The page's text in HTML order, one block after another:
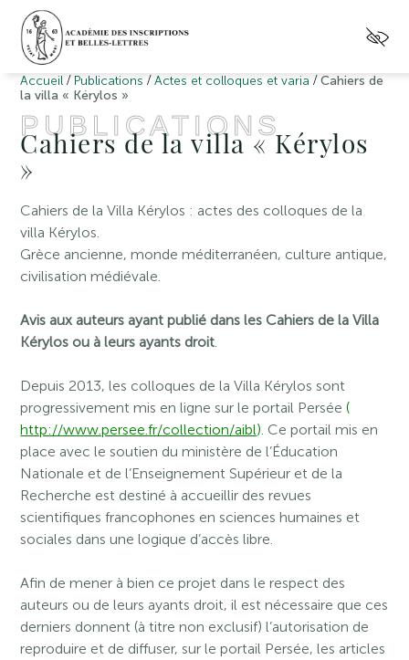
Accueil / Publications /Actes et colloques et varia /Cahiers de
la villa « Kérylos »
PUBLICATIONS
Cahiers de la villa « Kérylos
»
Cahiers de la Villa Kérylos : actes des colloques de la
villa Kérylos.
Grèce ancienne, monde méditerranéen, culture antique,
civilisation médiévale.
Avis aux auteurs ayant publié dans les Cahiers de la Villa
Kérylos ou à leurs ayants droit.
Depuis 2013, les colloques de la Villa Kérylos sont
progressivement mis en ligne sur le portail Persée(
http://www.persee.fr/collection/aibl). Ce portail mis en
place avec le soutien du ministère de l’Éducation
Nationale et de l’Enseignement Supérieur et de la
Recherche est destiné à accueillir des revues
scientifiques francophones en sciences humaines et
sociales dans une logique d’accès libre.
Afin de mener à bien ce projet dans le respect des
auteurs ou de leurs ayants droit, il est nécessaire que ces
derniers donnent (à titre non exclusif) l’autorisation de
reproduire et de diffuser, sur le portail Persée, les articles